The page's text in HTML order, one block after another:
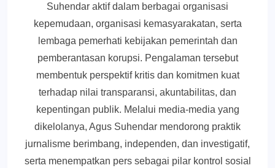
Suhendar aktif dalam berbagai organisasi
kepemudaan, organisasi kemasyarakatan, serta
lembaga pemerhati kebijakan pemerintah dan
pemberantasan korupsi. Pengalaman tersebut
membentuk perspektif kritis dan komitmen kuat
terhadap nilai transparansi, akuntabilitas, dan
kepentingan publik. Melalui media-media yang
dikelolanya, Agus Suhendar mendorong praktik
jurnalisme berimbang, independen, dan investigatif,
serta menempatkan pers sebagai pilar kontrol sosial